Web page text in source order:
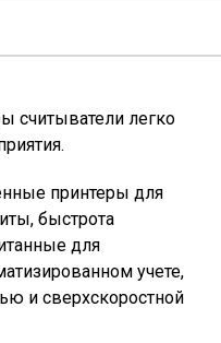
считыватели легко
принтеры для
быстрота
для
учете,
и сверхскоростной